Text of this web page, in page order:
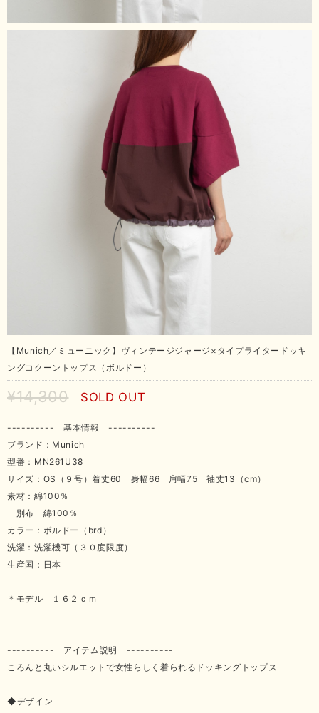
【Munich／ミューニック】ヴィンテージジャージ×タイプライタードッキ
ングコクーントップス（ボルドー）
¥14,300 SOLD OUT
---------- 基本情報 ----------
ブランド：Munich
型番：MN261U38
サイズ：OS（９号）着丈60 身幅66 肩幅75 袖丈13（cm）
素材：綿100％
別布 綿100％
カラー：ボルドー（brd）
洗濯：洗濯機可（３０度限度）
生産国：日本
＊モデル １６２ｃｍ
---------- アイテム説明 ----------
ころんと丸いシルエットで女性らしく着られるドッキングトップス
◆デザイン